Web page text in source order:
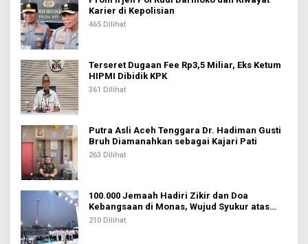
Karier di Kepolisian
465 Dilihat
Terseret Dugaan Fee Rp3,5 Miliar, Eks Ketum
HIPMI Dibidik KPK
361 Dilihat
Putra Asli Aceh Tenggara Dr. Hadiman Gusti
Bruh Diamanahkan sebagai Kajari Pati
263 Dilihat
100.000 Jemaah Hadiri Zikir dan Doa
Kebangsaan di Monas, Wujud Syukur atas
Kemerdekaan Indonesia
210 Dilihat